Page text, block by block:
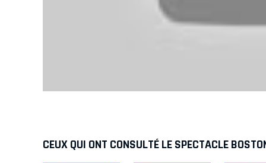
CEUX QUI ONT CONSULTÉ LE SPECTACLE